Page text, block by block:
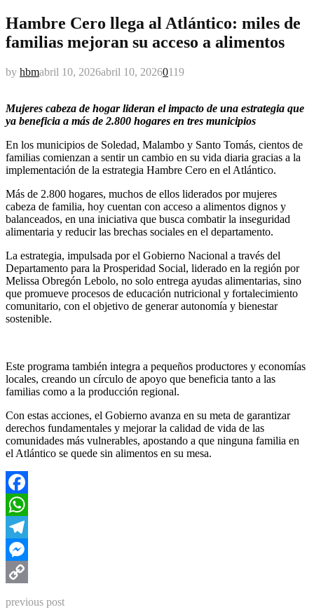
Hambre Cero llega al Atlántico: miles de
familias mejoran su acceso a alimentos
by hbmabril 10, 2026abril 10, 20260119
Mujeres cabeza de hogar lideran el impacto de una estrategia que
ya beneficia a más de 2.800 hogares en tres municipios
En los municipios de Soledad, Malambo y Santo Tomás, cientos de
familias comienzan a sentir un cambio en su vida diaria gracias a la
implementación de la estrategia Hambre Cero en el Atlántico.
Más de 2.800 hogares, muchos de ellos liderados por mujeres
cabeza de familia, hoy cuentan con acceso a alimentos dignos y
balanceados, en una iniciativa que busca combatir la inseguridad
alimentaria y reducir las brechas sociales en el departamento.
La estrategia, impulsada por el Gobierno Nacional a través del
Departamento para la Prosperidad Social, liderado en la región por
Melissa Obregón Lebolo, no solo entrega ayudas alimentarias, sino
que promueve procesos de educación nutricional y fortalecimiento
comunitario, con el objetivo de generar autonomía y bienestar
sostenible.
Este programa también integra a pequeños productores y economías
locales, creando un círculo de apoyo que beneficia tanto a las
familias como a la producción regional.
Con estas acciones, el Gobierno avanza en su meta de garantizar
derechos fundamentales y mejorar la calidad de vida de las
comunidades más vulnerables, apostando a que ninguna familia en
el Atlántico se quede sin alimentos en su mesa.
Facebook
WhatsApp
Telegram
Messenger
previous post